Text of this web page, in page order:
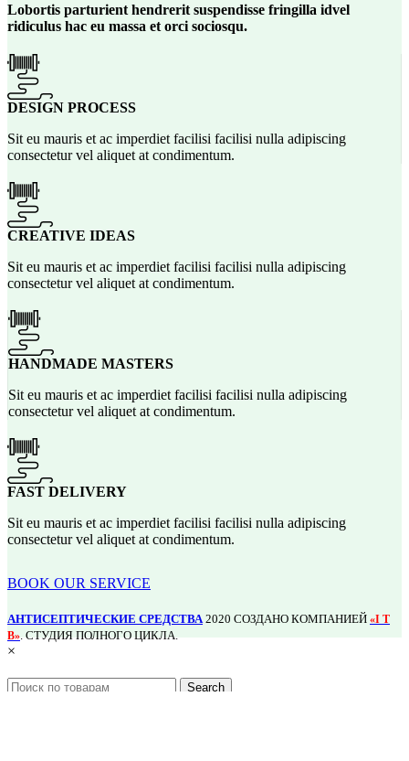
Lobortis parturient hendrerit suspendisse fringilla idvel
ridiculus hac eu massa et orci sociosqu.
DESIGN PROCESS
Sit eu mauris et ac imperdiet facilisi facilisi nulla adipiscing
consectetur vel aliquet at condimentum.
CREATIVE IDEAS
Sit eu mauris et ac imperdiet facilisi facilisi nulla adipiscing
consectetur vel aliquet at condimentum.
HANDMADE MASTERS
Sit eu mauris et ac imperdiet facilisi facilisi nulla adipiscing
consectetur vel aliquet at condimentum.
FAST DELIVERY
Sit eu mauris et ac imperdiet facilisi facilisi nulla adipiscing
consectetur vel aliquet at condimentum.
BOOK OUR SERVICE
АНТИСЕПТИЧЕСКИЕ СРЕДСТВА 2020 СОЗДАНО КОМПАНИЕЙ «I T
B» . СТУДИЯ ПОЛНОГО ЦИКЛА.
×
Search